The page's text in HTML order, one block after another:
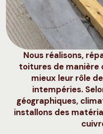
Nous réalisons,
toitures de manière
mieux leur rôle
intempéries.
géographiques,
installons des